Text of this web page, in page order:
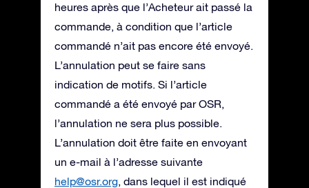
heures après que l’Acheteur ait passé la
commande, à condition que l’article
commandé n’ait pas encore été envoyé.
L’annulation peut se faire sans
indication de motifs. Si l’article
commandé a été envoyé par OSR,
l’annulation ne sera plus possible.
L’annulation doit être faite en envoyant
un e-mail à l’adresse suivante
help@osr.org, dans lequel il est indiqué